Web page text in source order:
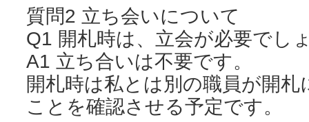
質問2 立ち会いについて
Q1 開札時は、立会が必要でし
A1 立ち合いは不要です。
開札時は私とは別の職員が開
ことを確認させる予定です。